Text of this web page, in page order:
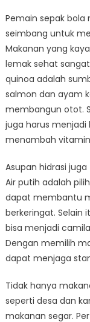
Pemain sepak
seimbang untuk
Makanan yang
lemak sehat
quinoa adalah
salmon dan ayam
membangun otot.
juga harus
menambah
Asupan hidrasi
Air putih adalah
dapat membantu
berkeringat. Selain
bisa menjadi
Dengan memilih
dapat menjaga
Tidak hanya
seperti desa dan
makanan segar.